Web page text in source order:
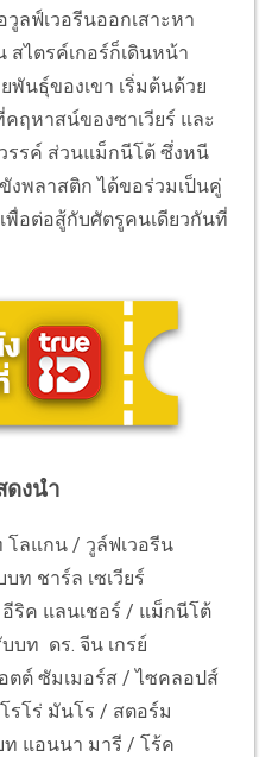
วูลฟ์เวอรีนออกเสาะหา
ไตรค์เกอร์ก็เดินหน้า
นธุ์ของเขา เริ่มต้นด้วย
ฤหาสน์ของซาเวียร์ และ
รรค์ ส่วนแม็กนีโต้ ซึ่งหนี
พลาสติก ได้ขอร่วมเป็นคู่
พื่อต่อสู้กับศัตรูคนเดียวกันที่
ดงนำ
ลแกน / วูล์ฟเวอรีน
ท ชาร์ล เซเวียร์
อีริค แลนเชอร์ / แม็กนีโต้
บท ดร. จีน เกรย์
ตต์ ซัมเมอร์ส / ไซคลอปส์
รโร่ มันโร / สตอร์ม
แอนนา มารี / โร้ค